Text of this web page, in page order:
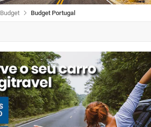
Budget Portugal
Budget